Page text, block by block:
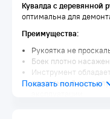
Кувалда с деревянной
оптимальна для
Преимущества:
Рукоятка не
Боек плотно
Инструмент
длительный срок